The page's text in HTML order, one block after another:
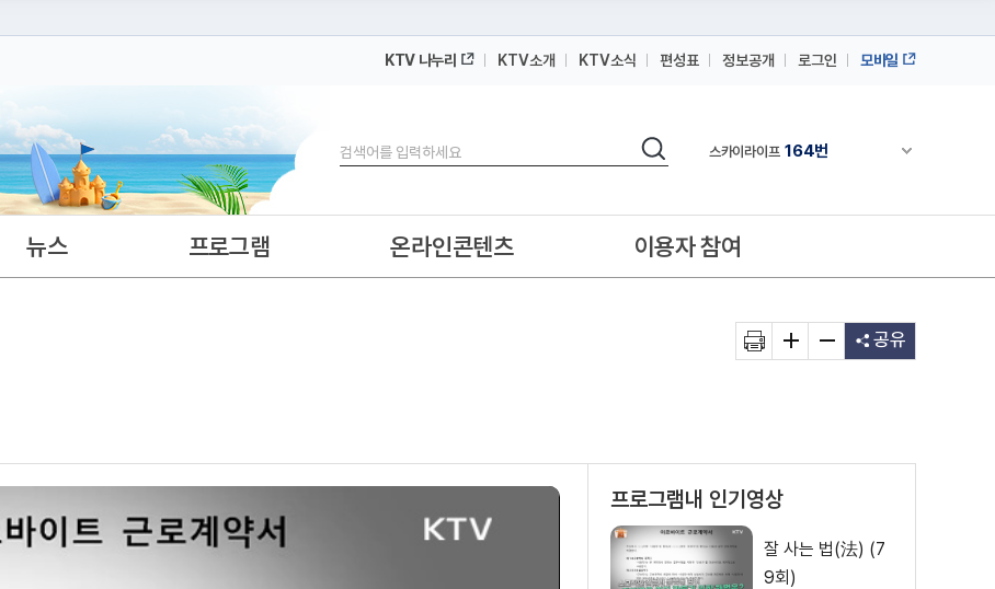
URL에서 도메인 주소를 확인해 보세요
KTV 나누리 KTV소개 KTV소식 편성표 정보공개 로그인 모바일
검색
검색 채널안내 펼쳐
스카이라이프 164번
스카이라이프 164번
스카이라이프
뉴스 프로그램 온라인콘텐츠 이용자 참여
공유
프로그램내 인기영상
잘 사는 법(法) (7
9회)